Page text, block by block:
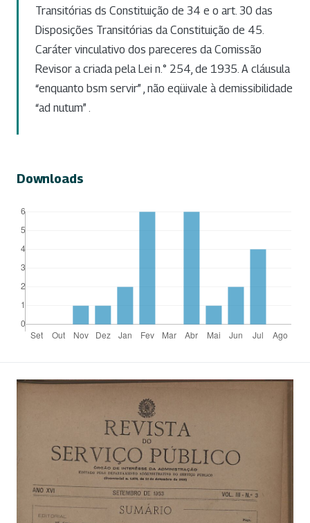
Transitórias ds Constituição de 34 e o art. 30 das
Disposições Transitórias da Constituição de 45.
Caráter vinculativo dos pareceres da Comissão
Revisor a criada pela Lei n.° 254, de 1935. A cláusula
“enquanto bsm servir” , não eqüivale à demissibilidade
“ad nutum” .
Downloads